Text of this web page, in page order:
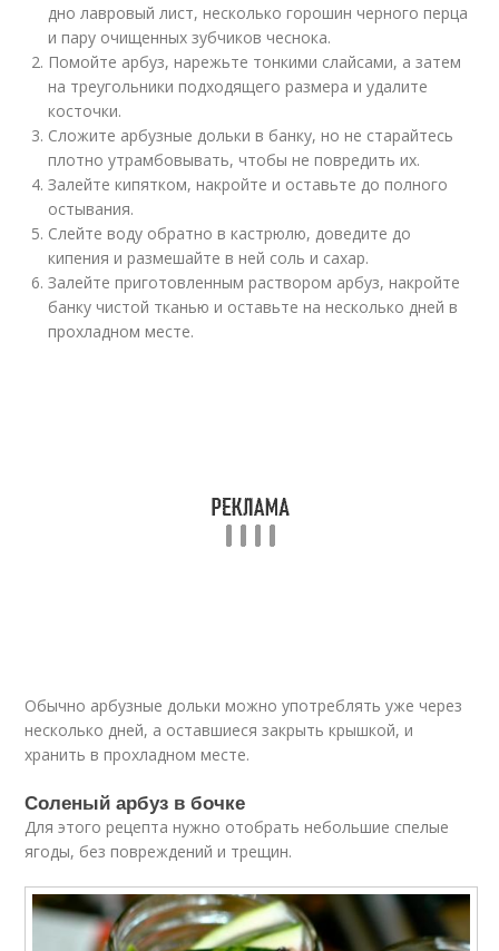
дно лавровый лист, несколько горошин черного перца
и пару очищенных зубчиков чеснока.
Помойте арбуз, нарежьте тонкими слайсами, а затем
на треугольники подходящего размера и удалите
косточки.
Сложите арбузные дольки в банку, но не старайтесь
плотно утрамбовывать, чтобы не повредить их.
Залейте кипятком, накройте и оставьте до полного
остывания.
Слейте воду обратно в кастрюлю, доведите до
кипения и размешайте в ней соль и сахар.
Залейте приготовленным раствором арбуз, накройте
банку чистой тканью и оставьте на несколько дней в
прохладном месте.
Обычно арбузные дольки можно употреблять уже через
несколько дней, а оставшиеся закрыть крышкой, и
хранить в прохладном месте.
Соленый арбуз в бочке
Для этого рецепта нужно отобрать небольшие спелые
ягоды, без повреждений и трещин.